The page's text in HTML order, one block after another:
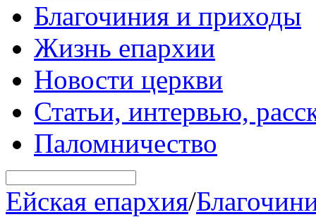
Благочиния и приходы
Жизнь епархии
Новости церкви
Статьи, интервью,
Паломничество
Ейская епархия/